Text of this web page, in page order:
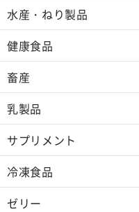
水産・ねり製品
健康食品
畜産
乳製品
サプリメント
冷凍食品
ゼリー